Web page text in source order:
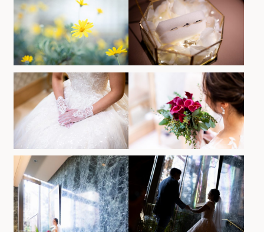
ご不明な点やご相談など、
お気軽にお問い合せください
お問合せ ・ 資料請求
ブライダルフェア
ホテル椿山荘東京
TEL. 03-3943-0417